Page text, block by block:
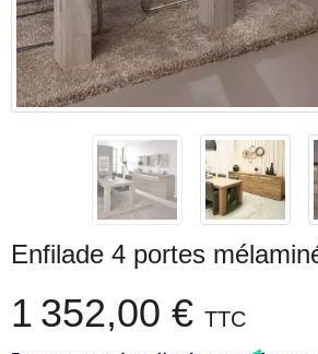
Enfilade 4 portes
1 352,00 € TTC